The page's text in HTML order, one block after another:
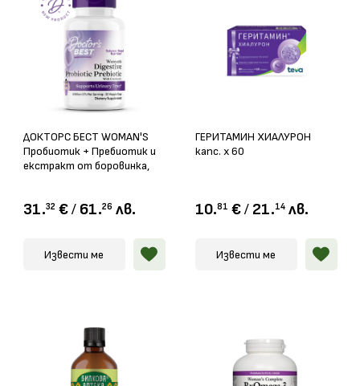
ДОКТОРС БЕСТ WOMAN'S
Пробиотик + Пребиотик и
екстракт от боровинка,
31.32 € / 61.26 лв.
Извести ме
ГЕРИТАМИН ХИАЛУРОН
капс. х 60
10.81 € / 21.14 лв.
Извести ме